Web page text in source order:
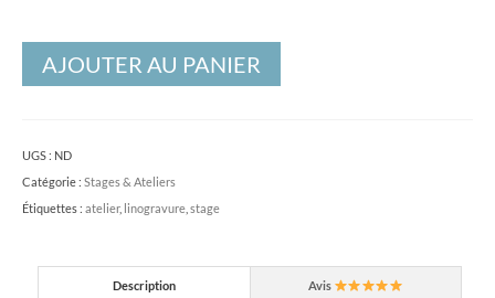
AJOUTER AU PANIER
UGS : ND
Catégorie : Stages & Ateliers
Étiquettes : atelier, linogravure stage
Description Avis